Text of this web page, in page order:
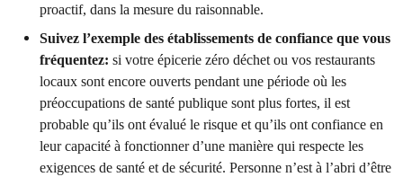
proactif, dans la mesure du raisonnable.
Suivez l’exemple des établissements de confiance que vous
fréquentez: si votre épicerie zéro déchet ou vos restaurants
locaux sont encore ouverts pendant une période où les
préoccupations de santé publique sont plus fortes, il est
probable qu’ils ont évalué le risque et qu’ils ont confiance en
leur capacité à fonctionner d’une manière qui respecte les
exigences de santé et de sécurité. Personne n’est à l’abri d’être